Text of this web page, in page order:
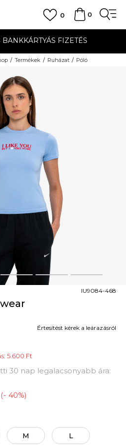
0
0
BANKKÁRTYÁS FIZETÉS
Termékek Ruházat Póló
3 4 5
IU9084-468
5.600 Ft
30 nap legalacsonyabb ára:
(- 40%)
Értesítést kérek a leárazásról
M L